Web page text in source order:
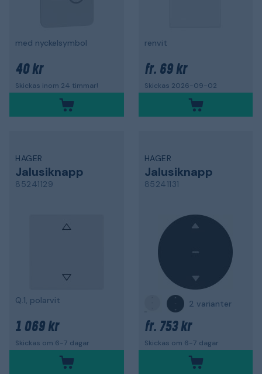
med nyckelsymbol
40 kr
Skickas inom 24 timmar!
renvit
fr. 69 kr
Skickas 2026-09-02
HAGER
Jalusiknapp
85241129
Q.1, polarvit
1 069 kr
Skickas om 6-7 dagar
HAGER
Jalusiknapp
85241131
2 varianter
fr. 753 kr
Skickas om 6-7 dagar